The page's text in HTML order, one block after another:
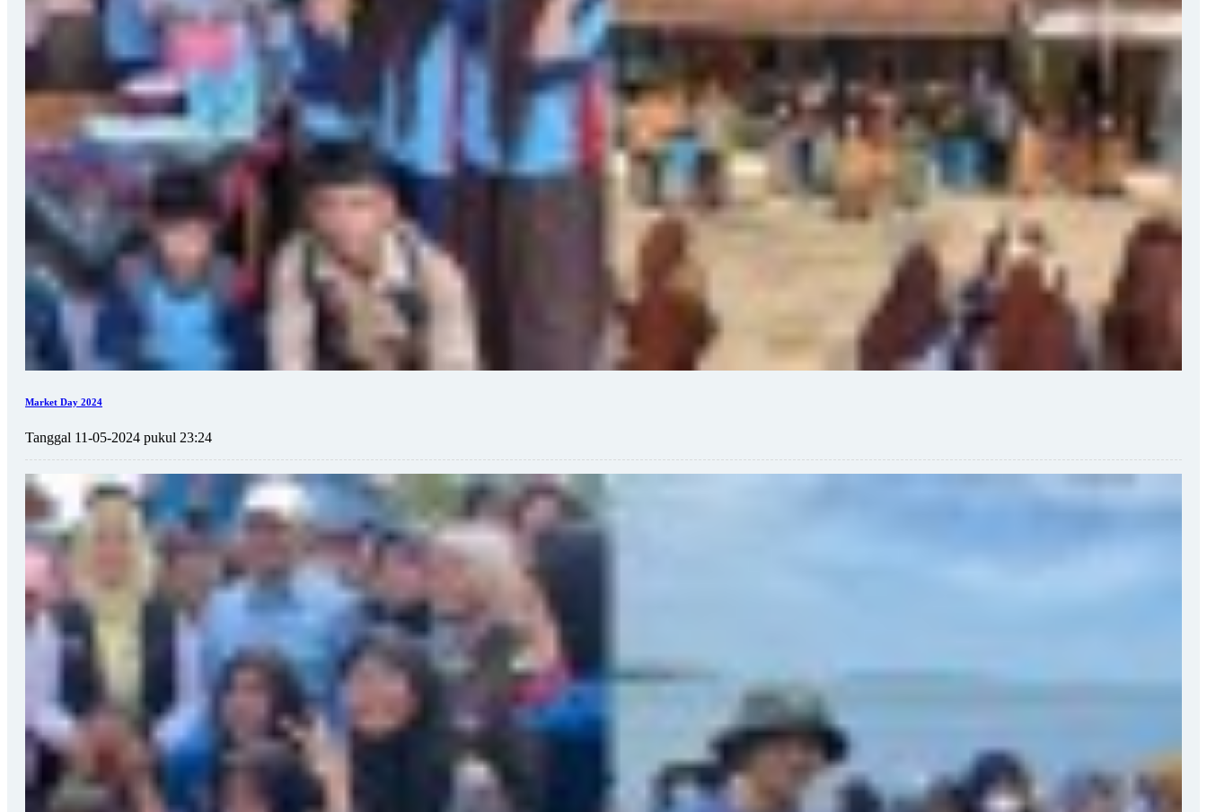
Market Day 2024
Tanggal 11-05-2024 pukul 23:24